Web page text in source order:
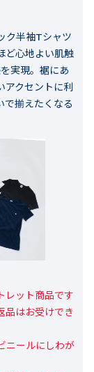
ク半袖Tシャツ
ど心地よい肌触
実現。裾にあ
アクセントに利
で揃えたくなる
レット商品です
品はお受けでき
ニールにしわが